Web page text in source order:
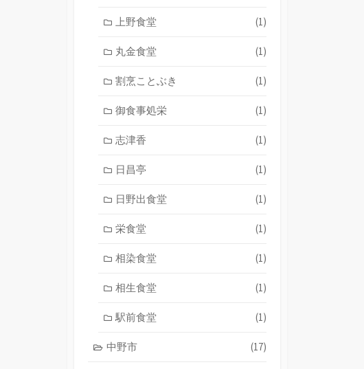
上野食堂 (1)
丸金食堂 (1)
割烹ことぶき (1)
御食事処栄 (1)
志津香 (1)
日昌亭 (1)
日野出食堂 (1)
栄食堂 (1)
相染食堂 (1)
相生食堂 (1)
駅前食堂 (1)
中野市 (17)